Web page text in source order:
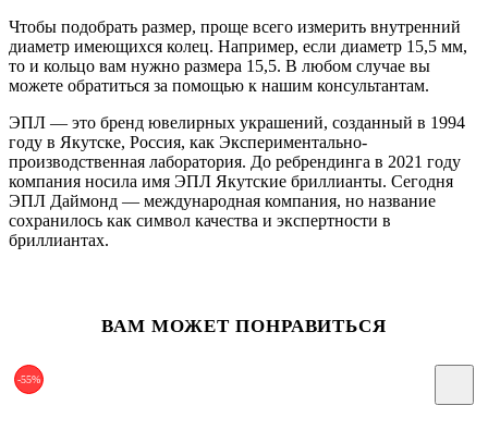
Чтобы подобрать размер, проще всего измерить внутренний
диаметр имеющихся колец. Например, если диаметр 15,5 мм,
то и кольцо вам нужно размера 15,5. В любом случае вы
можете обратиться за помощью к нашим консультантам.
ЭПЛ — это бренд ювелирных украшений, созданный в 1994
году в Якутске, Россия, как Экспериментально-
производственная лаборатория. До ребрендинга в 2021 году
компания носила имя ЭПЛ Якутские бриллианты. Сегодня
ЭПЛ Даймонд — международная компания, но название
сохранилось как символ качества и экспертности в
бриллиантах.
ВАМ МОЖЕТ ПОНРАВИТЬСЯ
-55%